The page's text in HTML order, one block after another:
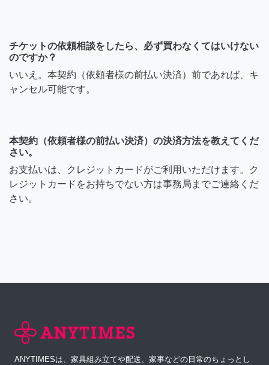
チケットの依頼相談をしたら、必ず買わなくてはいけない
のですか？
いいえ。本契約（依頼者様の前払い決済）前であれば、キ
ャンセル可能です。
本契約（依頼者様の前払い決済）の決済方法を教えてくだ
さい。
お支払いは、クレジットカードがご利用いただけます。ク
レジットカードをお持ちでない方は事務局までご連絡くだ
さい。
ANYTIMESは、家具組み立てや配送、家事などの日常のちょっとし